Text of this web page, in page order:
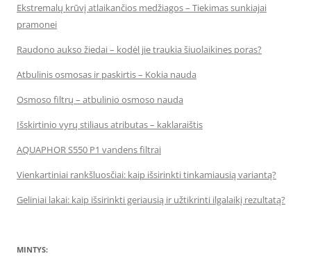
Ekstremalų krūvį atlaikančios medžiagos – Tiekimas sunkiajai
pramonei
Raudono aukso žiedai – kodėl jie traukia šiuolaikines poras?
Atbulinis osmosas ir paskirtis – Kokia nauda
Osmoso filtrų – atbulinio osmoso nauda
Išskirtinio vyrų stiliaus atributas – kaklaraištis
AQUAPHOR S550 P1 vandens filtrai
Vienkartiniai rankšluosčiai: kaip išsirinkti tinkamiausią variantą?
Geliniai lakai: kaip išsirinkti geriausią ir užtikrinti ilgalaikį rezultatą?
MINTYS: